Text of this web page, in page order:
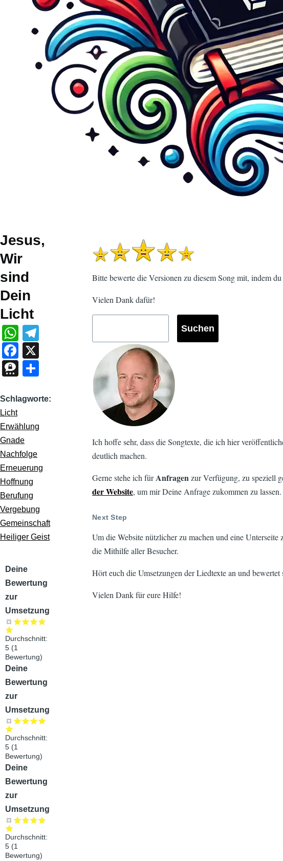
Jesus,
Wir
sind
Dein
Licht
W
h
at
s
A
p
a
F
a
c
e
o
o
k
T
e
m
a
ar
Schlagworte
Licht
Erwählung
Gnade
Nachfolge
Erneuerung
Hoffnung
Berufung
Vergebung
Gemeinschaft
Heiliger Geist
Audiodatei
Deine
Bewertung
zur
Umsetzung
Durchschnitt:
5 (1
Bewertung)
Audiodatei
Deine
Bewertung
zur
Umsetzung
Durchschnitt:
5 (1
Bewertung)
Audiodatei
Deine
Bewertung
zur
Umsetzung
Durchschnitt:
5 (1
Bewertung)
Bitte bewerte die Versionen zu diesem Song mit, indem
Vielen Dank dafür!
Ich hoffe sehr, dass die Songtexte, die ich hier
deutlich machen.
Gerne stehe ich fürAnfragenzur Verfügung, zu speziell
der Website, um mir Deine Anfrage zukommen zu
Next Step
Um die Website nützlicher zu machen und eine Unterseite
die Mithilfe aller Besucher.
Hört euch die Umsetzungen der Liedtexte an und
Vielen Dank für eure Hilfe!